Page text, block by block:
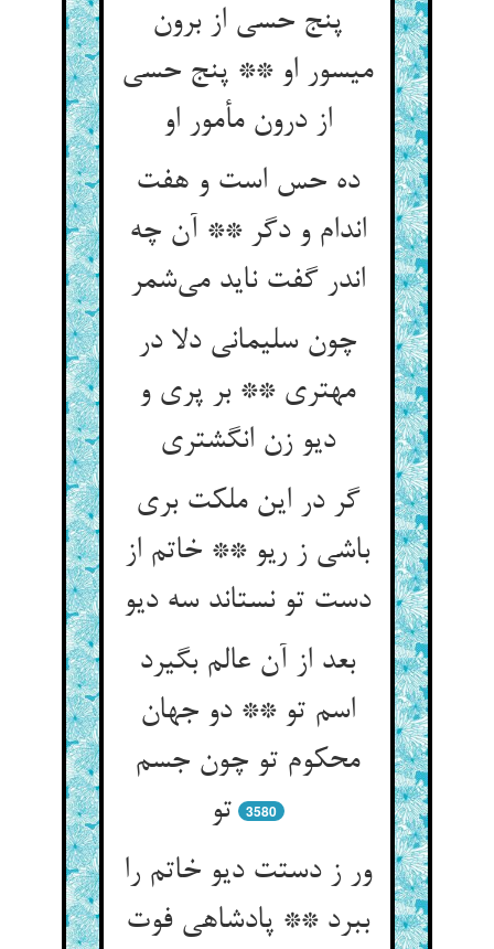
پنج حسی از برون
میسور او ** پنج حسی
از درون مأمور او
ده حس است و هفت
اندام و دگر ** آن چه
اندر گفت ناید می‌‌شمر
چون سلیمانی دلا در
مهتری ** بر پری و
دیو زن انگشتری‌‌
گر در این ملکت بری
باشی ز ریو ** خاتم از
دست تو نستاند سه دیو
بعد از آن عالم بگیرد
اسم تو ** دو جهان
محکوم تو چون جسم
تو
3580
ور ز دستت دیو خاتم را
ببرد ** پادشاهی فوت